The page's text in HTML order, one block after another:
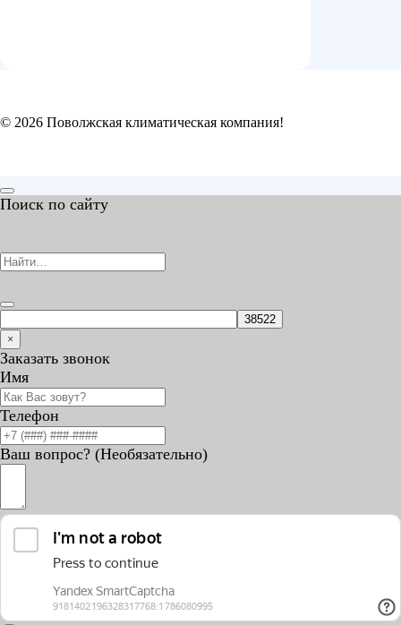
© 2026 Поволжская климатическая компания!
Поиск по сайту
×
Заказать звонок
Имя
Телефон
Ваш вопрос? (Необязательно)